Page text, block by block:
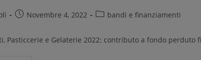
Novembre 4, 2022 bandi e finanziamenti
Pasticcerie e Gelaterie 2022: contributo a fondo perduto